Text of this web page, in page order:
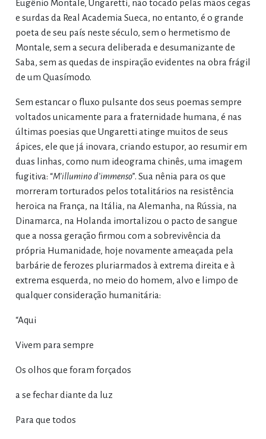
Eugênio Montale, Ungaretti, não tocado pelas mãos cegas
e surdas da Real Academia Sueca, no entanto, é o grande
poeta de seu país neste século, sem o hermetismo de
Montale, sem a secura deliberada e desumanizante de
Saba, sem as quedas de inspiração evidentes na obra frágil
de um Quasímodo.
Sem estancar o fluxo pulsante dos seus poemas sempre
voltados unicamente para a fraternidade humana, é nas
últimas poesias que Ungaretti atinge muitos de seus
ápices, ele que já inovara, criando estupor, ao resumir em
duas linhas, como num ideograma chinês, uma imagem
fugitiva: “M’illumino d’immenso”. Sua nênia para os que
morreram torturados pelos totalitários na resistência
heroica na França, na Itália, na Alemanha, na Rússia, na
Dinamarca, na Holanda imortalizou o pacto de sangue
que a nossa geração firmou com a sobrevivência da
própria Humanidade, hoje novamente ameaçada pela
barbárie de ferozes pluriarmados à extrema direita e à
extrema esquerda, no meio do homem, alvo e limpo de
qualquer consideração humanitária:
“Aqui
Vivem para sempre
Os olhos que foram forçados
a se fechar diante da luz
Para que todos